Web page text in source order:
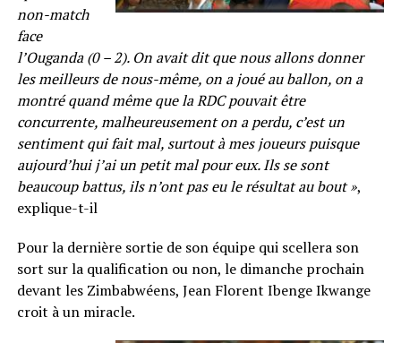
non-match
face
l’Ouganda (0 – 2). On avait dit que nous allons donner
les meilleurs de nous-même, on a joué au ballon, on a
montré quand même que la RDC pouvait être
concurrente, malheureusement on a perdu, c’est un
sentiment qui fait mal, surtout à mes joueurs puisque
aujourd’hui j’ai un petit mal pour eux. Ils se sont
beaucoup battus, ils n’ont pas eu le résultat au bout »,
explique-t-il
Pour la dernière sortie de son équipe qui scellera son
sort sur la qualification ou non, le dimanche prochain
devant les Zimbabwéens, Jean Florent Ibenge Ikwange
croit à un miracle.